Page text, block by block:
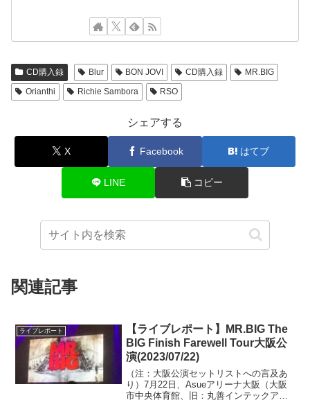
CD購入録 Blur BON JOVI CD購入録
MR.BIG
Orianthi
Richie Sambora RSO
シェアする
X Facebook はてブ
LINE コピー
関連記事
ライブレポート
【ライブレポート】MR.BIG The
BIG Finish Farewell Tour大阪公
演(2023/07/22)
（注：大阪公演セットリストへの言及あ
り）7月22日、Asueアリーナ大阪（大阪
市中央体育館、旧：丸善インテックアリ